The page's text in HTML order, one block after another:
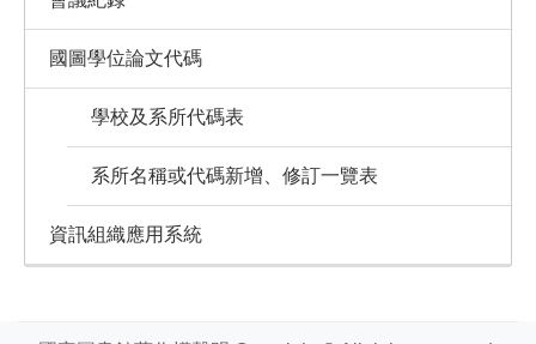
國圖學位論文代碼
學校及系所代碼表
系所名稱或代碼新增、修訂一覽表
資訊組織應用系統